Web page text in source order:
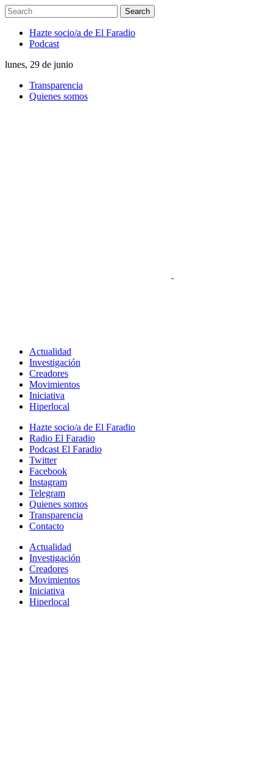
Hazte socio/a de El Faradio
Podcast
lunes, 29 de junio
Transparencia
Quienes somos
Actualidad
Investigación
Creadores
Movimientos
Iniciativa
Hiperlocal
Hazte socio/a de El Faradio
Radio El Faradio
Podcast El Faradio
Twitter
Facebook
Instagram
Telegram
Quienes somos
Transparencia
Contacto
Actualidad
Investigación
Creadores
Movimientos
Iniciativa
Hiperlocal